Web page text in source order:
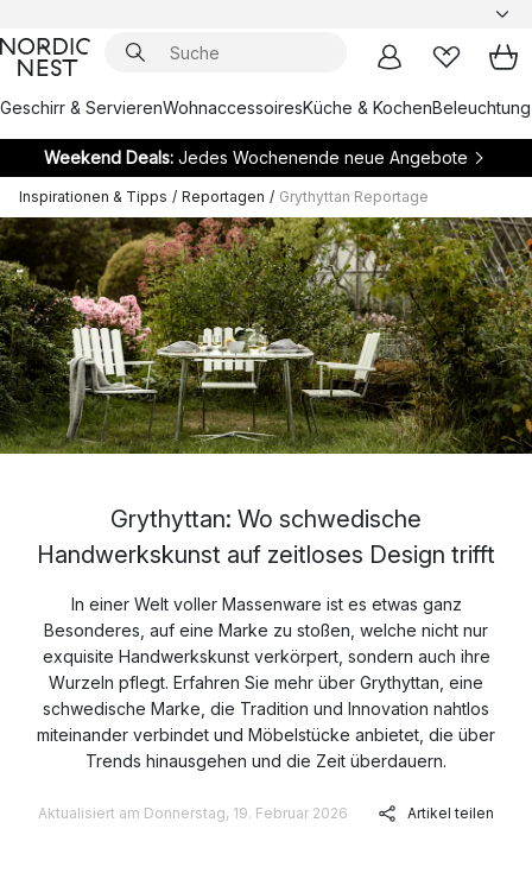
Geschirr & ServierenWohnaccessoiresKüche & KochenBeleuchtung
Weekend Deals:Jedes Wochenende neue Angebote
Inspirationen & Tipps / Reportagen / Grythyttan Reportage
Grythyttan: Wo schwedische
Handwerkskunst auf zeitloses Design trifft
In einer Welt voller Massenware ist es etwas ganz
Besonderes, auf eine Marke zu stoßen, welche nicht nur
exquisite Handwerkskunst verkörpert, sondern auch ihre
Wurzeln pflegt. Erfahren Sie mehr über Grythyttan, eine
schwedische Marke, die Tradition und Innovation nahtlos
miteinander verbindet und Möbelstücke anbietet, die über
Trends hinausgehen und die Zeit überdauern.
Aktualisiert am Donnerstag, 19. Februar 2026 Artikel teilen